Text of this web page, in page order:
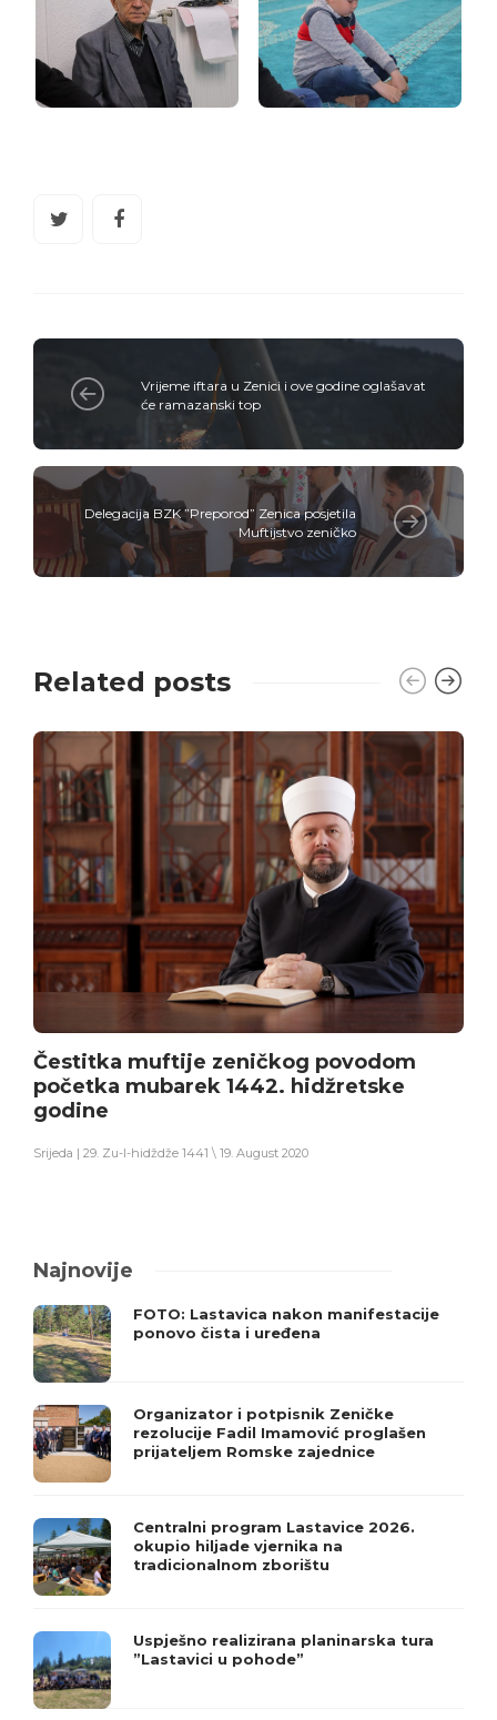
Vrijeme iftara u Zenici i ove godine oglašavat
će ramazanski top
Delegacija BZK ”Preporod” Zenica posjetila
Muftijstvo zeničko
Related posts
Čestitka muftije zeničkog povodom
početka mubarek 1442. hidžretske
godine
Srijeda | 29. Zu-l-hidždže 1441 \ 19. August 2020
Najnovije
FOTO: Lastavica nakon manifestacije
ponovo čista i uređena
Organizator i potpisnik Zeničke
rezolucije Fadil Imamović proglašen
prijateljem Romske zajednice
Centralni program Lastavice 2026.
okupio hiljade vjernika na
tradicionalnom zborištu
Uspješno realizirana planinarska tura
”Lastavici u pohode”